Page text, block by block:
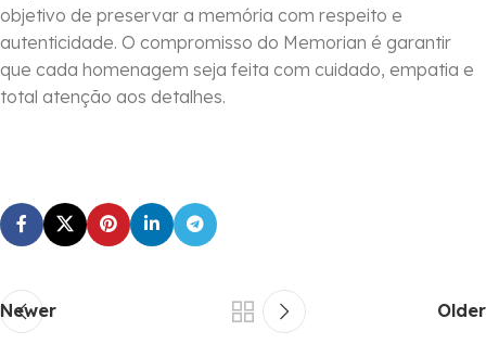
objetivo de preservar a memória com respeito e
autenticidade. O compromisso do Memorian é garantir
que cada homenagem seja feita com cuidado, empatia e
total atenção aos detalhes.
Newer Older